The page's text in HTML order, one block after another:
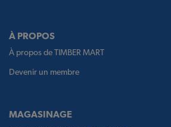
À PROPOS
À propos de TIMBER MART
Devenir un membre
MAGASINAGE